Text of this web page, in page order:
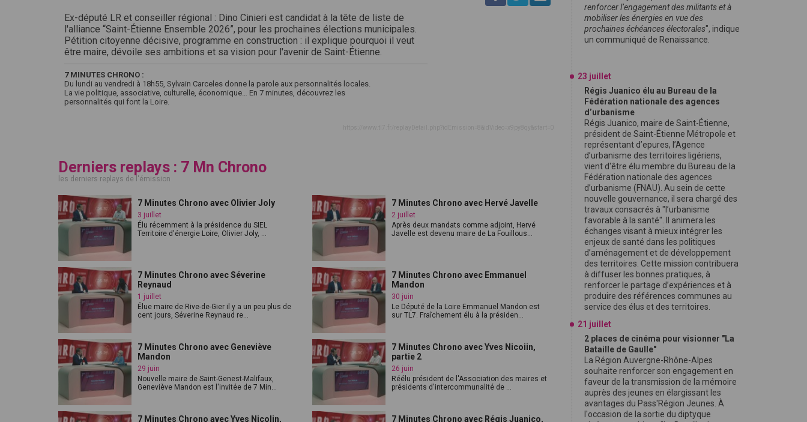
Ex-député LR et conseiller régional : Dino Cinieri est candidat à la tête de liste de
l'alliance “Saint-Étienne Ensemble 2026”, pour les prochaines élections municipales.
Pétition citoyenne décisive, programme en construction : il explique pourquoi il veut
être maire, dévoile ses ambitions et sa vision pour l'avenir de Saint-Étienne.
7 MINUTES CHRONO :
Du lundi au vendredi à 18h55, Sylvain Carceles donne la parole aux personnalités locales.
La vie politique, associative, culturelle, économique… En 7 minutes, découvrez les
personnalités qui font la Loire.
Derniers replays : 7 Mn Chrono
les derniers replays de l'émission
7 Minutes Chrono avec Olivier Joly
3 juillet
Élu récemment à la présidence du SIEL
Territoire d'énergie Loire, Olivier Joly, ...
7 Minutes Chrono avec Hervé Javelle
2 juillet
Après deux mandats comme adjoint, Hervé
Javelle est devenu maire de La Fouillous...
7 Minutes Chrono avec Séverine
Reynaud
1 juillet
Élue maire de Rive-de-Gier il y a un peu plus de
cent jours, Séverine Reynaud re...
7 Minutes Chrono avec Emmanuel
Mandon
30 juin
Le Député de la Loire Emmanuel Mandon est
sur TL7. Fraîchement élu à la présiden...
7 Minutes Chrono avec Geneviève
Mandon
29 juin
Nouvelle maire de Saint-Genest-Malifaux,
Geneviève Mandon est l'invitée de 7 Min...
7 Minutes Chrono avec Yves Nicoiin,
partie 2
26 juin
Réélu président de l'Association des maires et
présidents d'intercommunalité de ...
7 Minutes Chrono avec Yves Nicolin,
7 Minutes Chrono avec Régis Juanico,
renforcer l’engagement des militants et à
mobiliser les énergies en vue des
prochaines échéances électorales", indique
un communiqué de Renaissance.
23 juillet
Régis Juanico élu au Bureau de la
Fédération nationale des agences
d’urbanisme
Régis Juanico, maire de Saint-Étienne,
président de Saint-Étienne Métropole et
représentant d’epures, l’Agence
d’urbanisme des territoires ligériens,
vient d'être élu membre du Bureau de la
Fédération nationale des agences
d’urbanisme (FNAU). Au sein de cette
nouvelle gouvernance, il sera chargé des
travaux consacrés à "l’urbanisme
favorable à la santé". Il animera les
échanges visant à mieux intégrer les
enjeux de santé dans les politiques
d’aménagement et de développement
des territoires. Cette mission contribuera
à diffuser les bonnes pratiques, à
renforcer le partage d’expériences et à
produire des références communes au
service des élus et des territoires.
21 juillet
2 places de cinéma pour visionner "La
Bataille de Gaulle"
La Région Auvergne-Rhône-Alpes
souhaite renforcer son engagement en
faveur de la transmission de la mémoire
auprès des jeunes en élargissant les
avantages du Pass'Région Jeunes. À
l'occasion de la sortie du diptyque